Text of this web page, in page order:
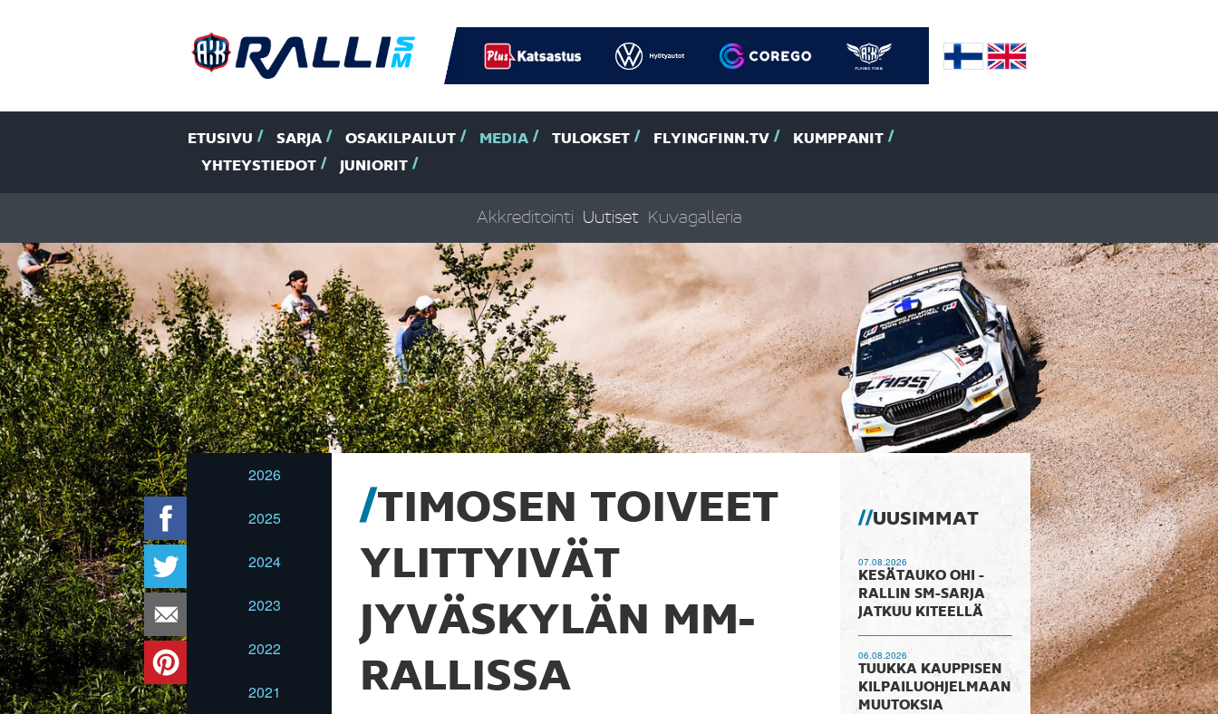
ETUSIVU SARJA OSAKILPAILUT MEDIA TULOKSET FLYINGFINN.TV
KUMPPANIT
YHTEYSTIEDOT
JUNIORIT
Akkreditointi Uutiset Kuvagalleria
2026
2025
2024
2023
2022
2021
TIMOSEN TOIVEET
YLITTYIVÄT
JYVÄSKYLÄN MM-
RALLISSA
UUSIMMAT
07.08.2026
KESÄTAUKO OHI -
RALLIN SM-SARJA
JATKUU KITEELLÄ
06.08.2026
TUUKKA KAUPPISEN
KILPAILUOHJELMAAN
MUUTOKSIA